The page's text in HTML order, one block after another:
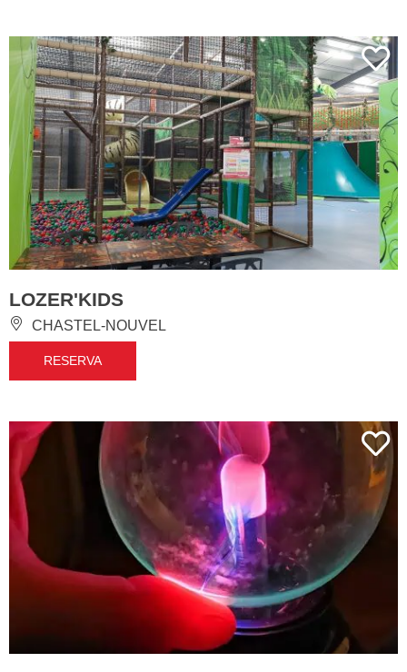
LOZER'KIDS
CHASTEL-NOUVEL
RESERVA